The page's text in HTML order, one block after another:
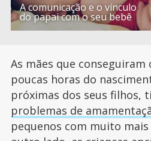
A comunicação e o vínculo
do papai com o seu bebê
As mães que conseguiram
poucas horas do
próximas dos seus filhos,
problemas de
pequenos com muito